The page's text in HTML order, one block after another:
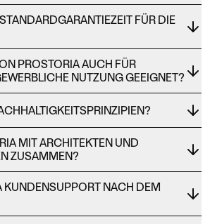
FÜR DIE
PROSTORIA AUCH FÜR
NUTZUNG GEEIGNET?
MIT ARCHITEKTEN UND
ZUSAMMEN?
KUNDENSUPPORT NACH DEM